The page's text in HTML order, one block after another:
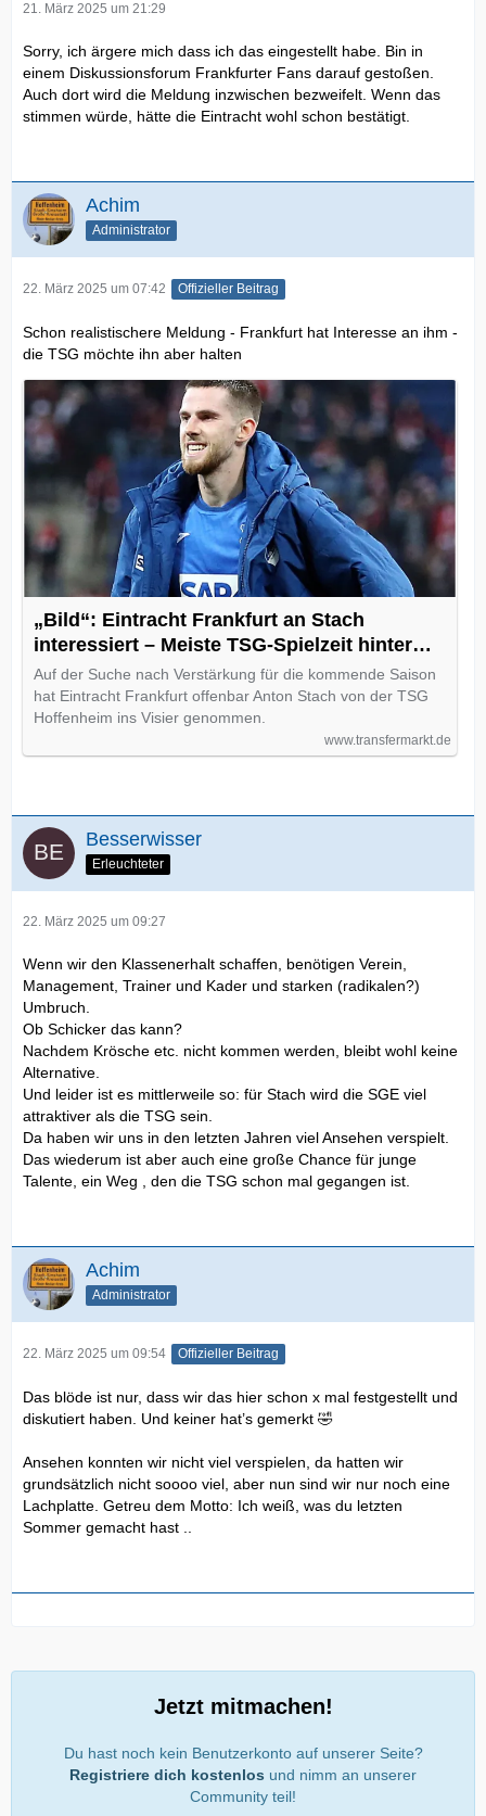
21. März 2025 um 21:29
Sorry, ich ärgere mich dass ich das eingestellt habe. Bin in
einem Diskussionsforum Frankfurter Fans darauf gestoßen.
Auch dort wird die Meldung inzwischen bezweifelt. Wenn das
stimmen würde, hätte die Eintracht wohl schon bestätigt.
Achim
Administrator
22. März 2025 um 07:42 Offizieller Beitrag
Schon realistischere Meldung - Frankfurt hat Interesse an ihm -
die TSG möchte ihn aber halten
„Bild“: Eintracht Frankfurt an Stach
interessiert – Meiste TSG-Spielzeit hinter
Kramaric
Auf der Suche nach Verstärkung für die kommende Saison
hat Eintracht Frankfurt offenbar Anton Stach von der TSG
Hoffenheim ins Visier genommen.
www.transfermarkt.de
Besserwisser
Erleuchteter
22. März 2025 um 09:27
Wenn wir den Klassenerhalt schaffen, benötigen Verein,
Management, Trainer und Kader und starken (radikalen?)
Umbruch.
Ob Schicker das kann?
Nachdem Krösche etc. nicht kommen werden, bleibt wohl keine
Alternative.
Und leider ist es mittlerweile so: für Stach wird die SGE viel
attraktiver als die TSG sein.
Da haben wir uns in den letzten Jahren viel Ansehen verspielt.
Das wiederum ist aber auch eine große Chance für junge
Talente, ein Weg , den die TSG schon mal gegangen ist.
Achim
Administrator
22. März 2025 um 09:54 Offizieller Beitrag
Das blöde ist nur, dass wir das hier schon x mal festgestellt und
diskutiert haben. Und keiner hat’s gemerkt 🤣
Ansehen konnten wir nicht viel verspielen, da hatten wir
grundsätzlich nicht soooo viel, aber nun sind wir nur noch eine
Lachplatte. Getreu dem Motto: Ich weiß, was du letzten
Sommer gemacht hast ..
Jetzt mitmachen!
Du hast noch kein Benutzerkonto auf unserer Seite?
Registriere dich kostenlos und nimm an unserer
Community teil!